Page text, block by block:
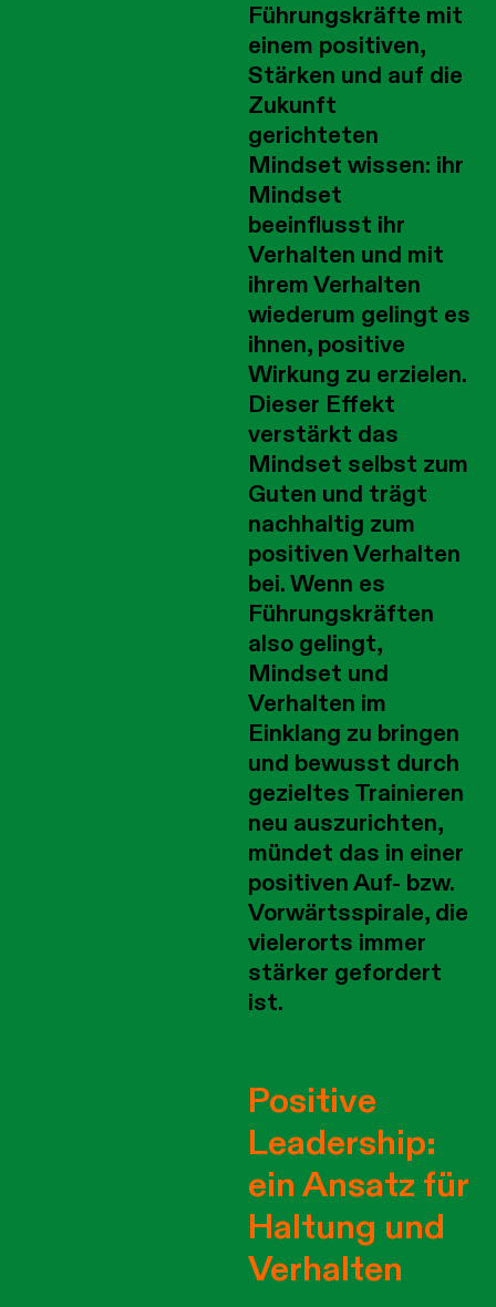
Führungskräfte mit
einem positiven,
Stärken und auf die
Zukunft
gerichteten
Mindset wissen: ihr
Mindset
beeinflusst ihr
Verhalten und mit
ihrem Verhalten
wiederum gelingt es
ihnen, positive
Wirkung zu erzielen.
Dieser Effekt
verstärkt das
Mindset selbst zum
Guten und trägt
nachhaltig zum
positiven Verhalten
bei. Wenn es
Führungskräften
also gelingt,
Mindset und
Verhalten im
Einklang zu bringen
und bewusst durch
gezieltes Trainieren
neu auszurichten,
mündet das in einer
positiven Auf- bzw.
Vorwärtsspirale, die
vielerorts immer
stärker gefordert
ist.
Positive
Leadership:
ein Ansatz für
Haltung und
Verhalten